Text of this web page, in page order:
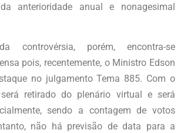
anterioridade anual e nonagesimal
controvérsia, porém, encontra-se
pois, recentemente, o Ministro Edson
no julgamento Tema 885. Com o
retirado do plenário virtual e será
sendo a contagem de votos
não há previsão de data para a